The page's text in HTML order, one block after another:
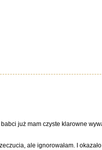
już mam czyste klarowne
ale ignorowałam. I